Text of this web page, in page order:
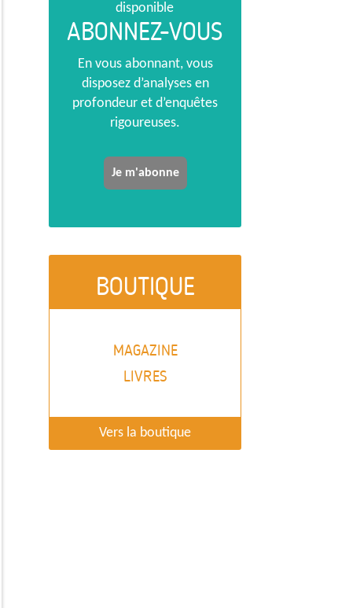
disponible
ABONNEZ-VOUS
En vous abonnant, vous
disposez d’analyses en
profondeur et d’enquêtes
rigoureuses.
Je m'abonne
BOUTIQUE
MAGAZINE
LIVRES
Vers la boutique